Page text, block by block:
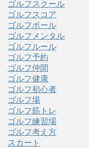
ゴルフスクール
ゴルフスコア
ゴルフボール
ゴルフメンタル
ゴルフルール
ゴルフ予約
ゴルフ仲間
ゴルフ健康
ゴルフ初心者
ゴルフ場
ゴルフ筋トレ
ゴルフ練習場
ゴルフ考え方
スカート